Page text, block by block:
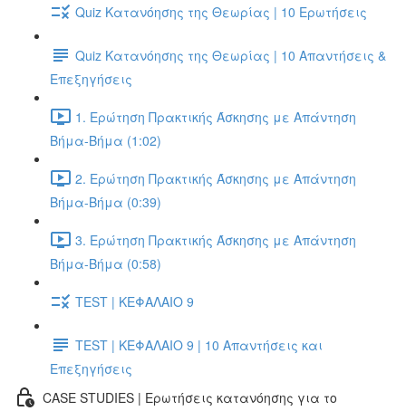
Quiz Κατανόησης της Θεωρίας | 10 Ερωτήσεις
Quiz Κατανόησης της Θεωρίας | 10 Απαντήσεις &
Επεξηγήσεις
1. Ερώτηση Πρακτικής Άσκησης με Απάντηση
Βήμα-Βήμα (1:02)
2. Ερώτηση Πρακτικής Άσκησης με Απάντηση
Βήμα-Βήμα (0:39)
3. Ερώτηση Πρακτικής Άσκησης με Απάντηση
Βήμα-Βήμα (0:58)
TEST | ΚΕΦΑΛΑΙΟ 9
TEST | ΚΕΦΑΛΑΙΟ 9 | 10 Απαντήσεις και
Επεξηγήσεις
CASE STUDIES | Ερωτήσεις κατανόησης για το